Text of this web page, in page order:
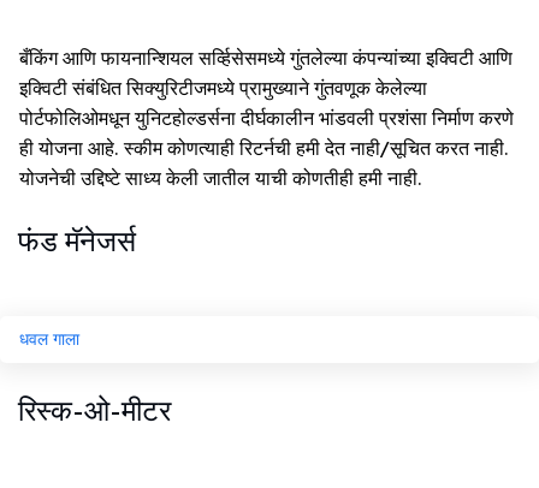
बँकिंग आणि फायनान्शियल सर्व्हिसेसमध्ये गुंतलेल्या कंपन्यांच्या इक्विटी आणि
इक्विटी संबंधित सिक्युरिटीजमध्ये प्रामुख्याने गुंतवणूक केलेल्या
पोर्टफोलिओमधून युनिटहोल्डर्सना दीर्घकालीन भांडवली प्रशंसा निर्माण करणे
ही योजना आहे. स्कीम कोणत्याही रिटर्नची हमी देत नाही/सूचित करत नाही.
योजनेची उद्दिष्टे साध्य केली जातील याची कोणतीही हमी नाही.
फंड मॅनेजर्स
धवल गाला
रिस्क-ओ-मीटर